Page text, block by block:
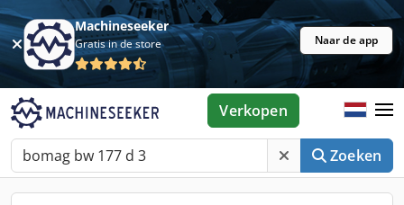
Machineseeker
Gratis in de store Naar de app
Zoeken
Verkopen